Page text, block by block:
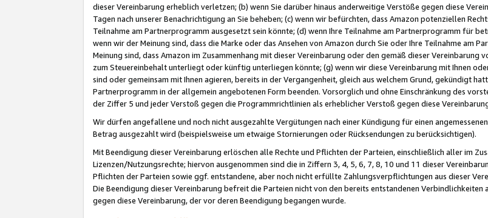
dieser Vereinbarung erheblich verletzen; (b) wenn Sie darüber hinaus anderweitige Verstöße gegen diese
Tagen nach unserer Benachrichtigung an Sie beheben; (c) wenn wir befürchten, dass Amazon potenziellen
Teilnahme am Partnerprogramm ausgesetzt sein könnte; (d) wenn Ihre Teilnahme am Partnerprogramm für
wenn wir der Meinung sind, dass die Marke oder das Ansehen von Amazon durch Sie oder Ihre Teilnahme am
Meinung sind, dass Amazon im Zusammenhang mit dieser Vereinbarung oder den gemäß dieser
zum Steuereinbehalt unterliegt oder künftig unterliegen könnte; (g) wenn wir diese Vereinbarung mit Ihnen
sind oder gemeinsam mit Ihnen agieren, bereits in der Vergangenheit, gleich aus welchem Grund, gekündigt
Partnerprogramm in der allgemein angebotenen Form beenden. Vorsorglich und ohne Einschränkung des
der Ziffer 5 und jeder Verstoß gegen die Programmrichtlinien als erheblicher Verstoß gegen diese
Wir dürfen angefallene und noch nicht ausgezahlte Vergütungen nach einer Kündigung für einen
Betrag ausgezahlt wird (beispielsweise um etwaige Stornierungen oder Rücksendungen zu berücksichtigen).
Mit Beendigung dieser Vereinbarung erlöschen alle Rechte und Pflichten der Parteien, einschließlich aller im
Lizenzen/Nutzungsrechte; hiervon ausgenommen sind die in Ziffern 3, 4, 5, 6, 7, 8, 10 und 11 dieser
Pflichten der Parteien sowie ggf. entstandene, aber noch nicht erfüllte Zahlungsverpflichtungen aus dieser
Die Beendigung dieser Vereinbarung befreit die Parteien nicht von den bereits entstandenen
gegen diese Vereinbarung, der vor deren Beendigung begangen wurde.